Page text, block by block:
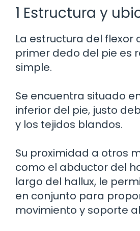
1 Estructura y
La estructura del flexor
primer dedo del pie es
simple.
Se encuentra situado
inferior del pie, justo
y los tejidos blandos.
Su proximidad a otros
como el abductor del
largo del hallux, le
en conjunto para
movimiento y soporte